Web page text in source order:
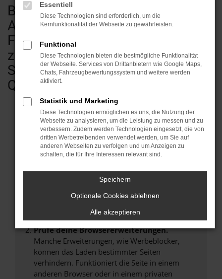
Bei uns finden Sie eine breite
Auswahl an verschiedenen
Fahrzeugen - vom Kleinwagen bis
zum Transporter & Wohnmobil.
Sofort verfügbar in geprüfter
Qualität.
Fehler: Network Error
Beim Laden ist ein Fehler aufgetreten.
Überprüfe deine Firewall und deine
Internetverbindung.
Prüfe deine Browsererweiterungen.
Manche Erweiterungen, wie Werbeblocker,
können das Laden bestimmter Seiten
verhindern. Funktioniert die Seite in einem
anderen Browser oder in einem privaten
Essentiell
Diese Technologien sind erforderlich, um die
Kernfunktionalität der Webseite zu gewährleisten.
Funktional
Diese Technologien bieten die bestmögliche Funktionalität
der Webseite. Services von Drittanbietern wie Google Maps,
Chats, Fahrzeugbewertungssystem und weitere werden
aktiviert.
Statistik und Marketing
Diese Technologien ermöglichen es uns, die Nutzung der
Webseite zu analysieren, um die Leistung zu messen und zu
verbessern. Zudem werden Technologien eingesetzt, die von
dritten Werbetreibenden verwendet werden, um Sie auf
anderen Webseiten zu verfolgen und um Anzeigen zu
schalten, die für Ihre Interessen relevant sind.
Speichern
Optionale Cookies ablehnen
Alle akzeptieren